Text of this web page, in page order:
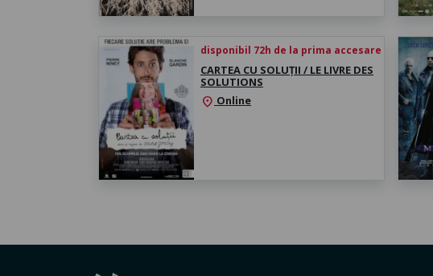
disponibil 72h de la prima accesare
CARTEA CU SOLUȚII / LE LIVRE DES
SOLUTIONS
location_on Online